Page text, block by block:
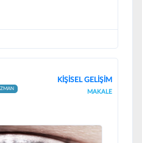
KİŞİSEL GELİŞİM
MAKALE